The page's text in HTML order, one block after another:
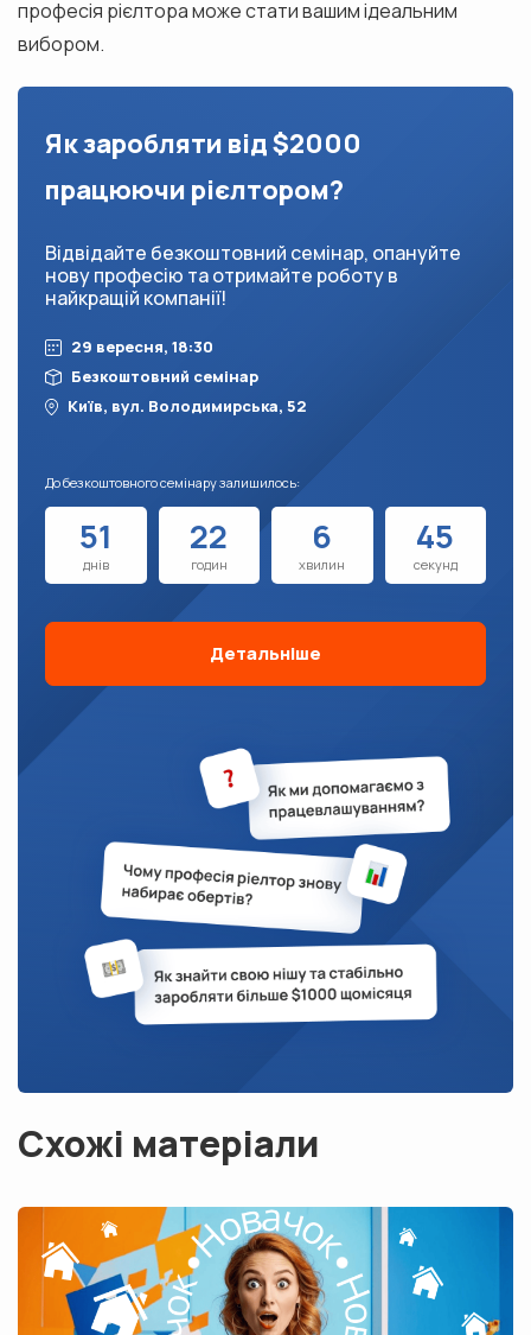
професія рієлтора може стати вашим ідеальним
вибором.
Як заробляти від $2000
працюючи рієлтором?
Відвідайте безкоштовний семінар, опануйте
нову професію та отримайте роботу в
найкращій компанії!
29 вересня, 18:30
Безкоштовний семінар
Київ, вул. Володимирська, 52
До безкоштовного семінару залишилось:
51
днів
22
годин
6
хвилин
42
секунд
Детальніше
Схожі матеріали